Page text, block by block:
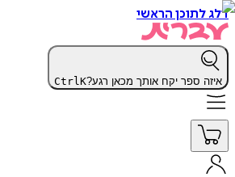
דלג לתוכן הראשי
איזה ספר יקח אותך מכאן רגע? CtrlK